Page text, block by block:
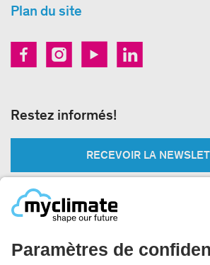
Plan du site
Restez informés!
RECEVOIR LA
Impressum